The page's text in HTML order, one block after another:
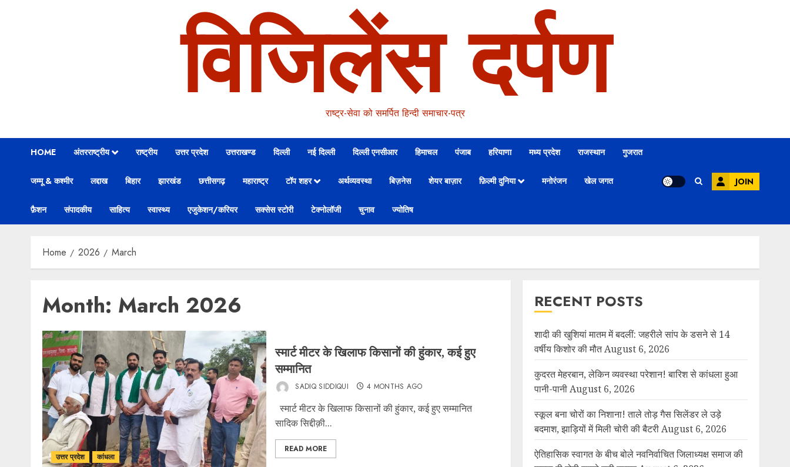
विजिलेंस दर्पण
राष्ट्र-सेवा को समर्पित हिन्दी समाचार-पत्र
HOME अंतरराष्ट्रीय राष्ट्रीय उत्तर प्रदेश उत्तराखण्ड दिल्ली नई दिल्ली दिल्ली एनसीआर हिमाचल पंजाब हरियाणा मध्य प्रदेश राजस्थान गुजरात
जम्मू & कश्मीर लद्दाख बिहार झारखंड छत्तीसगढ़ महाराष्ट्र टॉप शहर अर्थव्यवस्था बिज़नेस शेयर बाज़ार फ़िल्मी दुनिया मनोरंजन खेल जगत
फ़ैशन संपादकीय साहित्य स्वास्थ्य एजुकेशन/करियर सक्सेस स्टोरी टेक्नोलॉजी चुनाव ज्योतिष
JOIN
Home 2026 March
Month: March 2026
उत्तर प्रदेश कांधला
स्मार्ट मीटर के खिलाफ किसानों की हुंकार, कई हुए
सम्मानित
SADIQ SIDDIQUI 4 MONTHS AGO
स्मार्ट मीटर के खिलाफ किसानों की हुंकार, कई हुए सम्मानित
सादिक सिद्दीक़ी...
READ MORE
RECENT POSTS
शादी की खुशियां मातम में बदलीं: जहरीले सांप के डसने से 14
वर्षीय किशोर की मौत August 6, 2026
कुदरत मेहरबान, लेकिन व्यवस्था परेशान! बारिश से कांधला हुआ
पानी-पानी August 6, 2026
स्कूल बना चोरों का निशाना! ताले तोड़ गैस सिलेंडर ले उड़े
बदमाश, झाड़ियों में मिली चोरी की बैटरी August 6, 2026
ऐतिहासिक स्वागत के बीच बोले नवनिर्वाचित जिलाध्यक्ष समाज की